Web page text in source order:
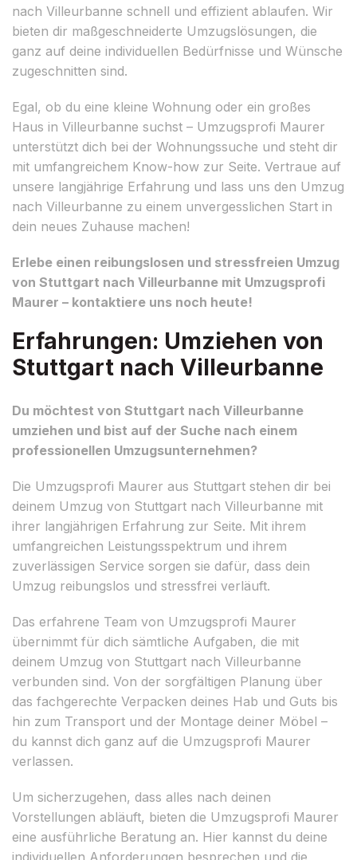
nach Villeurbanne schnell und effizient ablaufen. Wir
bieten dir maßgeschneiderte Umzugslösungen, die
ganz auf deine individuellen Bedürfnisse und Wünsche
zugeschnitten sind.
Egal, ob du eine kleine Wohnung oder ein großes
Haus in Villeurbanne suchst – Umzugsprofi Maurer
unterstützt dich bei der Wohnungssuche und steht dir
mit umfangreichem Know-how zur Seite. Vertraue auf
unsere langjährige Erfahrung und lass uns den Umzug
nach Villeurbanne zu einem unvergesslichen Start in
dein neues Zuhause machen!
Erlebe einen reibungslosen und stressfreien Umzug
von Stuttgart nach Villeurbanne mit Umzugsprofi
Maurer – kontaktiere uns noch heute!
Erfahrungen: Umziehen von
Stuttgart nach Villeurbanne
Du möchtest von Stuttgart nach Villeurbanne
umziehen und bist auf der Suche nach einem
professionellen Umzugsunternehmen?
Die Umzugsprofi Maurer aus Stuttgart stehen dir bei
deinem Umzug von Stuttgart nach Villeurbanne mit
ihrer langjährigen Erfahrung zur Seite. Mit ihrem
umfangreichen Leistungsspektrum und ihrem
zuverlässigen Service sorgen sie dafür, dass dein
Umzug reibungslos und stressfrei verläuft.
Das erfahrene Team von Umzugsprofi Maurer
übernimmt für dich sämtliche Aufgaben, die mit
deinem Umzug von Stuttgart nach Villeurbanne
verbunden sind. Von der sorgfältigen Planung über
das fachgerechte Verpacken deines Hab und Guts bis
hin zum Transport und der Montage deiner Möbel –
du kannst dich ganz auf die Umzugsprofi Maurer
verlassen.
Um sicherzugehen, dass alles nach deinen
Vorstellungen abläuft, bieten die Umzugsprofi Maurer
eine ausführliche Beratung an. Hier kannst du deine
individuellen Anforderungen besprechen und die